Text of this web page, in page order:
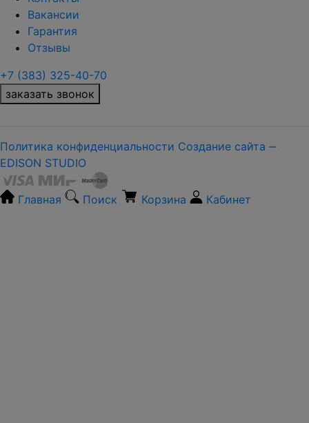
Вакансии
Гарантия
Отзывы
+7 (383) 325-40-70
заказать звонок
Политика конфиденциальности Создание сайта ‒
EDISON STUDIO
Главная Поиск Корзина Кабинет